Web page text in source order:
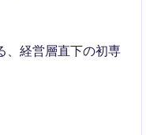
、経営層直下の初専
間休日120日以上・
ンスを両立できま